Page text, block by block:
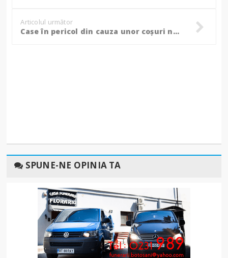
Articolul următor
Case în pericol din cauza unor coșuri necurățate de funingine sau neizolate termic, avertismentul pompierilor!
SPUNE-NE OPINIA TA